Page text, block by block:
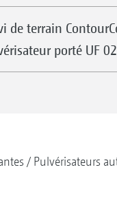
de terrain
porté UF 02
Pulvérisateurs